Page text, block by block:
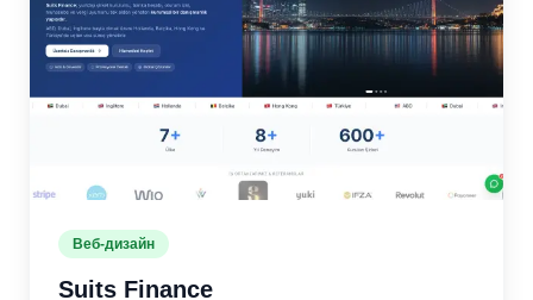
Веб-дизайн
Suits Finance